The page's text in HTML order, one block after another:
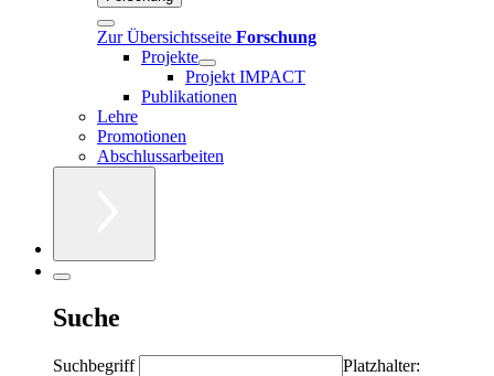
Zur Übersichtsseite Forschung
Projekte
Projekt IMPACT
Publikationen
Lehre
Promotionen
Abschlussarbeiten
Suche
Suchbegriff
Platzhalter: